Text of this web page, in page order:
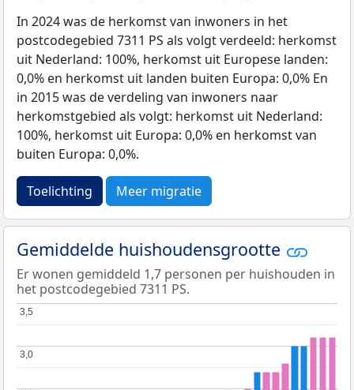
In 2024 was de herkomst van inwoners in het
postcodegebied 7311 PS als volgt verdeeld: herkomst
uit Nederland: 100%, herkomst uit Europese landen:
0,0% en herkomst uit landen buiten Europa: 0,0% En
in 2015 was de verdeling van inwoners naar
herkomstgebied als volgt: herkomst uit Nederland:
100%, herkomst uit Europa: 0,0% en herkomst van
buiten Europa: 0,0%.
Toelichting Meer migratie
Gemiddelde huishoudensgrootte
Er wonen gemiddeld 1,7 personen per huishouden in
het postcodegebied 7311 PS.
3,0
3,0
3,5
3,5